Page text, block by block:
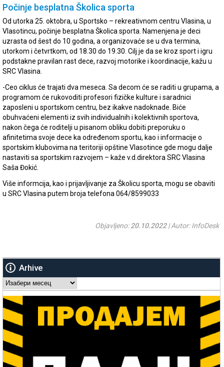
Počinje besplatna Školica sporta
Od utorka 25. oktobra, u Sportsko – rekreativnom centru Vlasina, u
Vlasotincu, počinje besplatna Školica sporta. Namenjena je deci
uzrasta od šest do 10 godina, a organizovaće se u dva termina,
utorkom i četvrtkom, od 18.30 do 19.30. Cilj je da se kroz sport i igru
podstakne pravilan rast dece, razvoj motorike i koordinacije, kažu u
SRC Vlasina.
-Ceo ciklus će trajati dva meseca. Sa decom će se raditi u grupama, a
programom će rukovoditi profesori fizičke kulture i saradnici
zaposleni u sportskom centru, bez ikakve nadoknade. Biće
obuhvaćeni elementi iz svih individualnih i kolektivnih sportova,
nakon čega će roditelji u pisanom obliku dobiti preporuku o
afinitetima svoje dece ka određenom sportu, kao i informacije o
sportskim klubovima na teritoriji opštine Vlasotince gde mogu dalje
nastaviti sa sportskim razvojem – kaže v.d.direktora SRC Vlasina
Saša Đokić.
Više informcija, kao i prijavljivanje za Školicu sporta, mogu se obaviti
u SRC Vlasina putem broja telefona 064/8599033
Objavljeno:20.10.2022| Autor: InfoDesk
Arhive
Arhive